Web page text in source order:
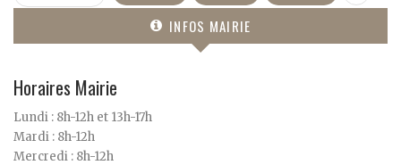
INFOS MAIRIE
Horaires Mairie
Lundi : 8h-12h et 13h-17h
Mardi : 8h-12h
Mercredi : 8h-12h